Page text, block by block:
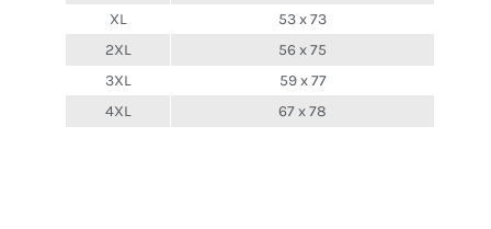
XL
53 x 73
2XL
56 x 75
3XL
59 x 77
4XL
67 x 78